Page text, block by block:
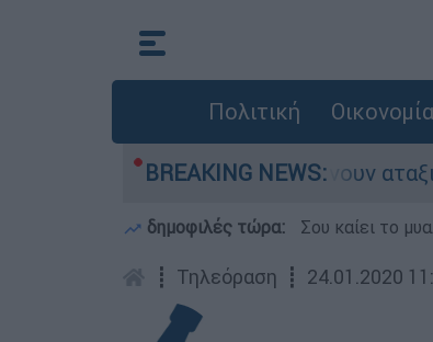
Πολιτική Οικονομία
BREAKING NEWS:
αυτοκίνητα παραμένουν
δημοφιλές τώρα: Σου καίει το
┋ Τηλεόραση ┋ 24.01.2020